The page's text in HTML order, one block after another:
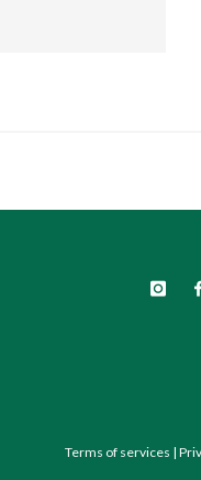
Terms of services |